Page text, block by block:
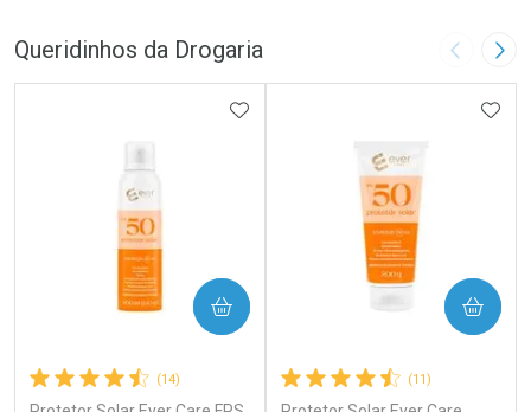
Queridinhos da Drogaria Imagem
(14)
ADICIONAR AOS FAVORITOS
COMPRAR
(11)
COMPRAR